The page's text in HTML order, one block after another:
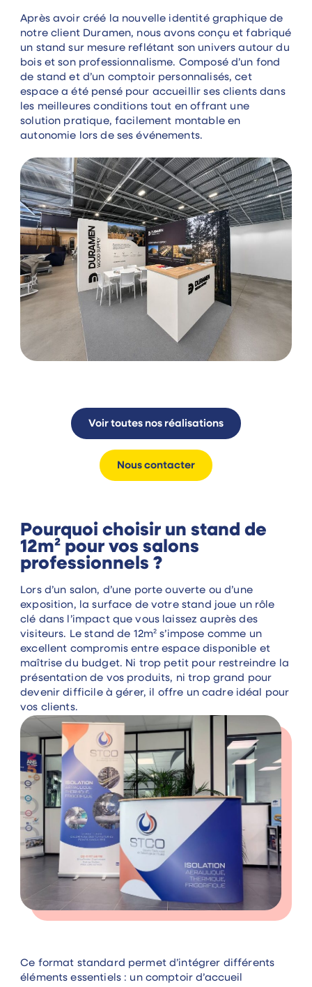
Après avoir créé la nouvelle identité graphique de
notre client Duramen, nous avons conçu et fabriqué
un stand sur mesure reflétant son univers autour du
bois et son professionnalisme. Composé d’un fond
de stand et d’un comptoir personnalisés, cet
espace a été pensé pour accueillir ses clients dans
les meilleures conditions tout en offrant une
solution pratique, facilement montable en
autonomie lors de ses événements.
Voir toutes nos réalisations
Nous contacter
Pourquoi choisir un stand de
12m² pour vos salons
professionnels ?
Lors d’un salon, d’une porte ouverte ou d’une
exposition, la surface de votre stand joue un rôle
clé dans l’impact que vous laissez auprès des
visiteurs. Le stand de 12m² s’impose comme un
excellent compromis entre espace disponible et
maîtrise du budget. Ni trop petit pour restreindre la
présentation de vos produits, ni trop grand pour
devenir difficile à gérer, il offre un cadre idéal pour
vos clients.
Ce format standard permet d’intégrer différents
éléments essentiels : un comptoir d’accueil